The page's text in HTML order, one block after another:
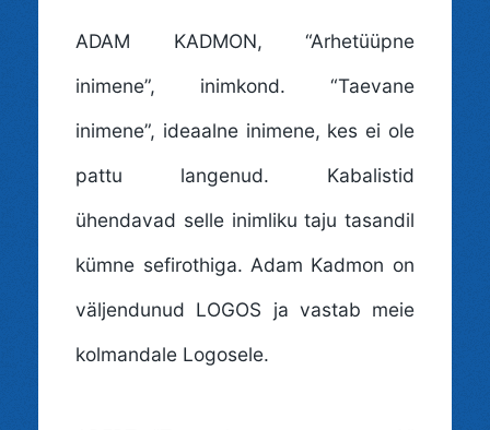
ADAM KADMON, “Arhetüüpne
inimene”, inimkond. “Taevane
inimene”, ideaalne inimene, kes ei ole
pattu langenud. Kabalistid
ühendavad selle inimliku taju tasandil
kümne sefirothiga. Adam Kadmon on
väljendunud LOGOS ja vastab meie
kolmandale Logosele.